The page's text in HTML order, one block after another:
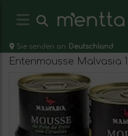
Sie senden an: Deutschland
Entenmousse Malvasia